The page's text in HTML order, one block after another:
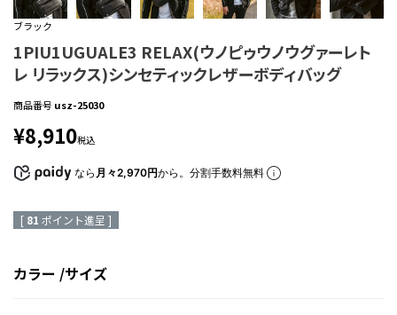
ブラック
1PIU1UGUALE3 RELAX(ウノピゥウノウグァーレト
レ リラックス)シンセティックレザーボディバッグ
商品番号 usz-25030
¥8,910税込
なら 月々2,970円から。分割手数料無料
[ 81 ポイント進呈 ]
カラー サイズ